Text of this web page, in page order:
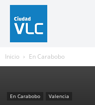
Inicio En Carabobo
En Carabobo Valencia